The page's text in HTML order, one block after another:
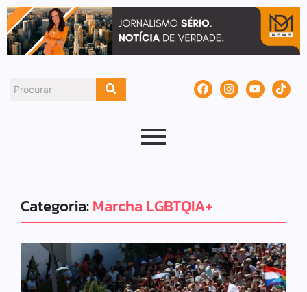
Categoria:Marcha LGBTQIA+